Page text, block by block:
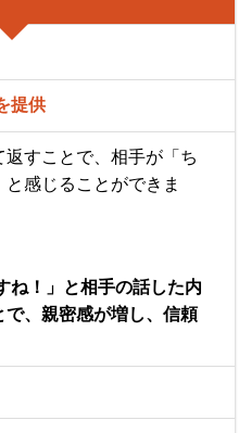
提供
すことで、相手が「ち
感じることができま
ね！」と相手の話した内
、親密感が増し、信頼